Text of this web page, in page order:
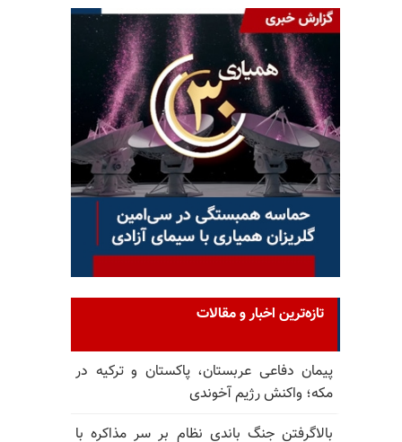
تازه‌ترین اخبار و مقالات
پیمان دفاعی عربستان، پاکستان و ترکیه در
مکه؛ واکنش رژیم آخوندی
بالا‌گرفتن جنگ باندی نظام بر سر مذاکره با